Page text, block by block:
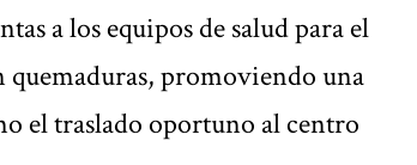
a los equipos de salud para el
quemaduras, promoviendo una
el traslado oportuno al centro